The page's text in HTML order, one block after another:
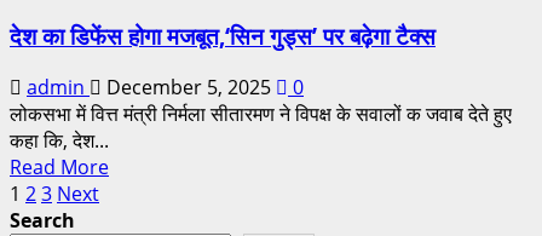
देश का डिफेंस होगा मजबूत,‘सिन गुड्स’ पर बढ़ेगा टैक्स
admin December 5, 2025
0
लोकसभा में वित्त मंत्री निर्मला सीतारमण ने विपक्ष के सवालों क जवाब देते हुए
कहा कि, देश...
Read More
1 23 Next
Search